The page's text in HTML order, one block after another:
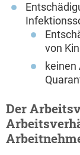
von
keinen
Der